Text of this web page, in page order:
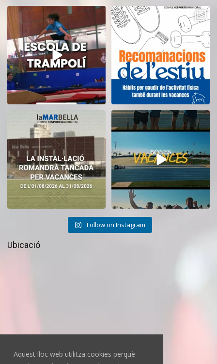
Aquest lloc web utilitza cookies perquè
Inscriu-te a l’Escola de Trampolí
del CEM
11 0
Aquest estiu, continua movent-te
i cuidant-te! ...
5 0
El CEM La Mar Bella romandrà
tancat durant el...
11
Tanquem una nova temporada al
CEM La Mar Bella. ...
Follow on Instagram
Ubicació